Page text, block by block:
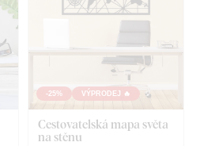
-25% VÝPRODEJ 🔥
Cestovatelská mapa světa
na stěnu